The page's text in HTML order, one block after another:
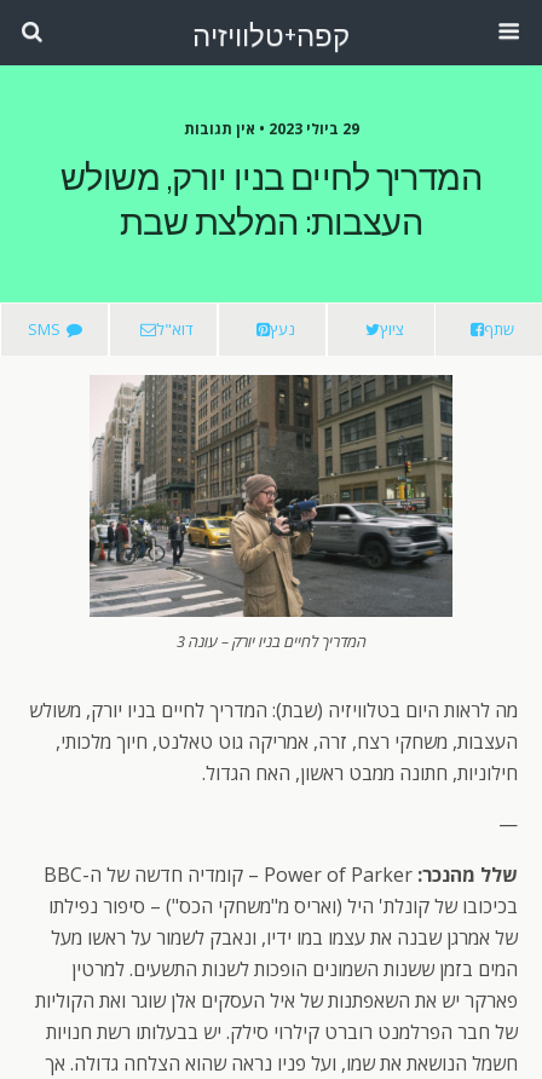
קפה+טלוויזיה
29 ביולי 2023 • אין תגובות
המדריך לחיים בניו יורק, משולש
העצבות: המלצת שבת
שתף ציוץ נעץ דוא"ל SMS
המדריך לחיים בניו יורק – עונה 3
מה לראות היום בטלוויזיה (שבת): המדריך לחיים בניו יורק, משולש
העצבות, משחקי רצח, זרה, אמריקה גוט טאלנט, חיוך מלכותי,
חילוניות, חתונה ממבט ראשון, האח הגדול.
—
שלל מהנכר:
Power of Parker – קומדיה חדשה של ה-BBC
בכיכובו של קונלת' היל (ואריס מ"משחקי הכס") – סיפור נפילתו
של אמרגן שבנה את עצמו במו ידיו, ונאבק לשמור על ראשו מעל
המים בזמן ששנות השמונים הופכות לשנות התשעים. למרטין
פארקר יש את השאפתנות של איל העסקים אלן שוגר ואת הקוליות
של חבר הפרלמנט רוברט קילרוי סילק. יש בבעלותו רשת חנויות
חשמל הנושאת את שמו, ועל פניו נראה שהוא הצלחה גדולה. אך